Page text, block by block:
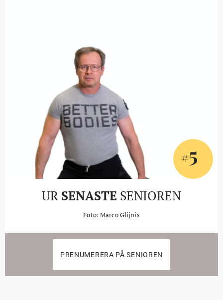
#5
UR SENASTE SENIOREN
Foto: Marco Glijnis
PRENUMERERA PÅ SENIOREN